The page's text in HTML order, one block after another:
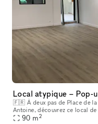
🇫🇷 À deux pas de Place de la
Antoine, découvrez ce local
recherché Passage du
90 m2